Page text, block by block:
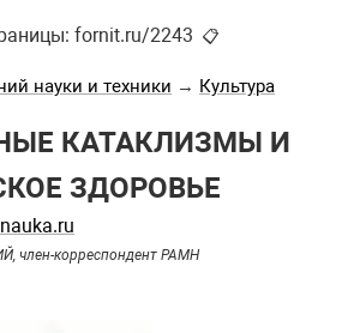
fornit.ru/2243 📋
науки и техники → Культура
КАТАКЛИЗМЫ И
ЗДОРОВЬЕ
член-корреспондент РАМН